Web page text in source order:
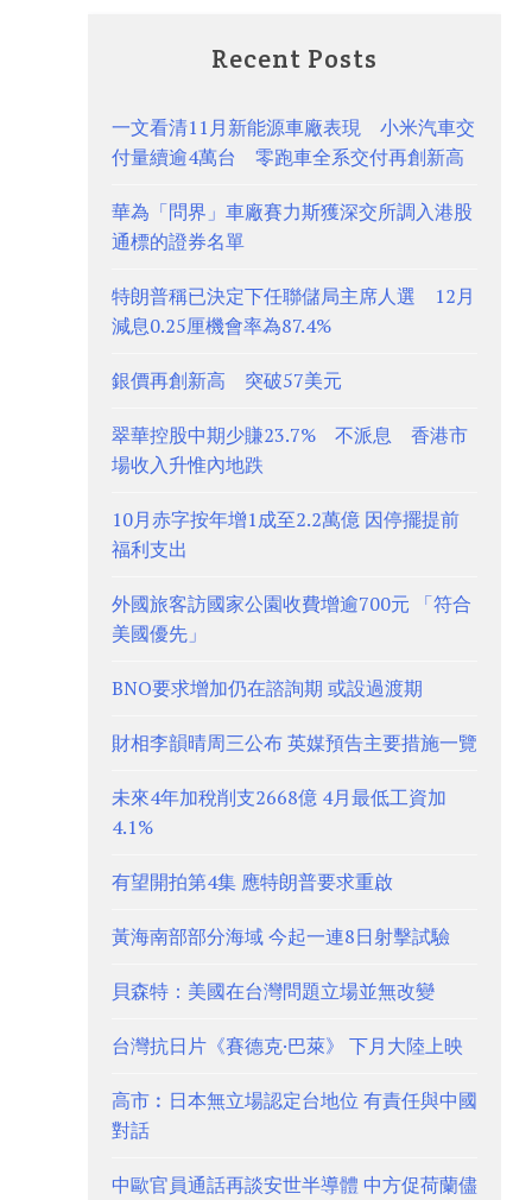
Recent Posts
一文看清11月新能源車廠表現 小米汽車交
付量續逾4萬台 零跑車全系交付再創新高
華為「問界」車廠賽力斯獲深交所調入港股
通標的證券名單
特朗普稱已決定下任聯儲局主席人選 12月
減息0.25厘機會率為87.4%
銀價再創新高 突破57美元
翠華控股中期少賺23.7% 不派息 香港市
場收入升惟內地跌
10月赤字按年增1成至2.2萬億 因停擺提前
福利支出
外國旅客訪國家公園收費增逾700元 「符合
美國優先」
BNO要求增加仍在諮詢期 或設過渡期
財相李韻晴周三公布 英媒預告主要措施一覽
未來4年加稅削支2668億 4月最低工資加
4.1%
有望開拍第4集 應特朗普要求重啟
黃海南部部分海域 今起一連8日射擊試驗
貝森特：美國在台灣問題立場並無改變
台灣抗日片《賽德克·巴萊》 下月大陸上映
高市︰日本無立場認定台地位 有責任與中國
對話
中歐官員通話再談安世半導體 中方促荷蘭儘